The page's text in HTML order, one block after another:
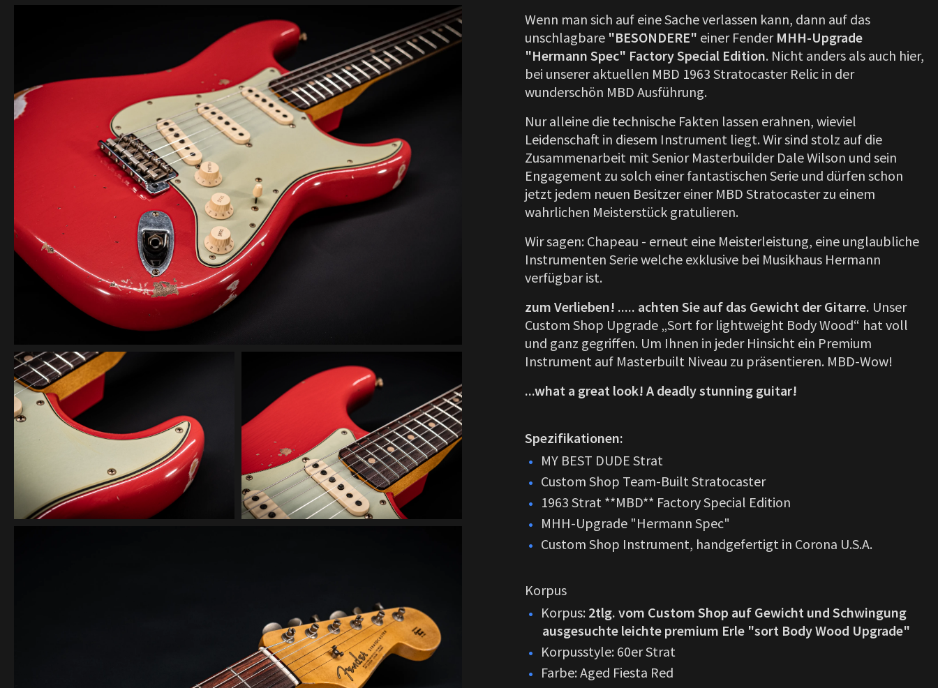
Wenn man sich auf eine Sache verlassen kann, dann auf das
unschlagbare "BESONDERE" einer FenderMHH-Upgrade
"Hermann Spec" Factory Special Edition. Nicht anders als auch hier,
bei unserer aktuellen MBD 1963 Stratocaster Relic in der
wunderschön MBD Ausführung.
Nur alleine die technische Fakten lassen erahnen, wieviel
Leidenschaft in diesem Instrument liegt. Wir sind stolz auf die
Zusammenarbeit mit Senior Masterbuilder Dale Wilson und sein
Engagement zu solch einer fantastischen Serie und dürfen schon
jetzt jedem neuen Besitzer einer MBD Stratocaster zu einem
wahrlichen Meisterstück gratulieren.
Wir sagen: Chapeau - erneut eine Meisterleistung, eine unglaubliche
Instrumenten Serie welche exklusive bei Musikhaus Hermann
verfügbar ist.
zum Verlieben! ..... achten Sie auf das Gewicht der Gitarre. Unser
Custom Shop Upgrade „Sort for lightweight Body Wood“ hat voll
und ganz gegriffen. Um Ihnen in jeder Hinsicht ein Premium
Instrument auf Masterbuilt Niveau zu präsentieren. MBD-Wow!
...what a great look! A deadly stunning guitar!
Spezifikationen:
MY BEST DUDE Strat
Custom Shop Team-Built Stratocaster
1963 Strat **MBD** Factory Special Edition
MHH-Upgrade "Hermann Spec"
Custom Shop Instrument, handgefertigt in Corona U.S.A.
Korpus
Korpus: 2tlg. vom Custom Shop auf Gewicht und Schwingung
ausgesuchte leichte premium Erle "sort Body Wood Upgrade"
Korpusstyle: 60er Strat
Farbe: Aged Fiesta Red